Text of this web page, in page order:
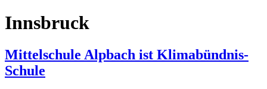
Innsbruck
Mittelschule Alpbach ist Klimabündnis-
Schule